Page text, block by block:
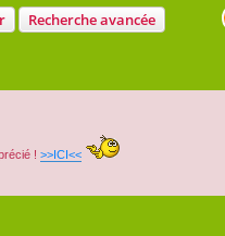
Recherche avancée
! >>ICI<<